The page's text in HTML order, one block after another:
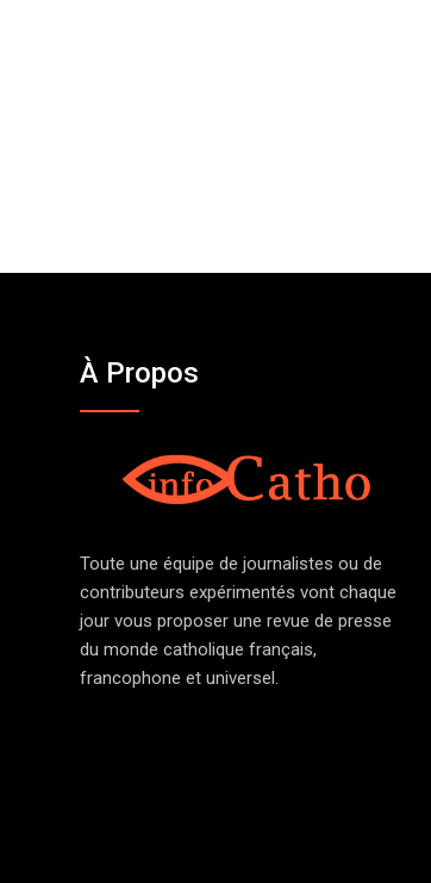
À Propos
Toute une équipe de journalistes ou de
contributeurs expérimentés vont chaque
jour vous proposer une revue de presse
du monde catholique français,
francophone et universel.